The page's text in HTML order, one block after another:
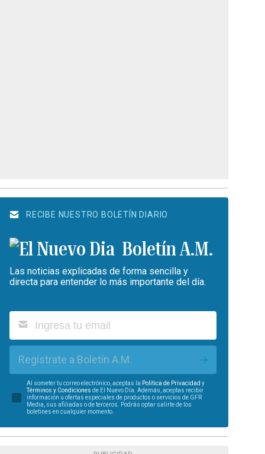
RECIBE NUESTRO BOLETÍN DIARIO
Boletín A.M.
Las noticias explicadas de forma sencilla y
directa para entender lo más importante del día.
Regístrate a Boletín A.M.
Al someter tu correo electrónico, aceptas la Política de Privacidad y
Términos y Condiciones de El Nuevo Día. Además, aceptas recibir
información u ofertas especiales de productos o servicios de GFR
Media, sus afiliadas o de terceros. Podrás optar salirte de los
boletines en cualquier momento.